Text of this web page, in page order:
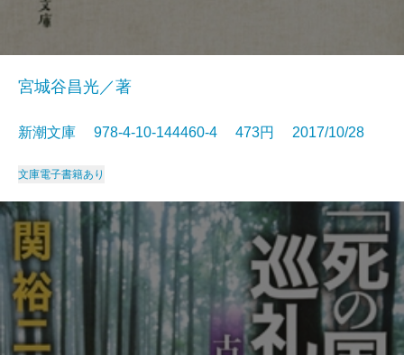
宮城谷昌光／著
新潮文庫 978-4-10-144460-4 473円 2017/10/28
文庫電子書籍あり